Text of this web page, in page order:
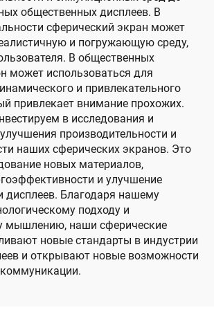
общественных дисплеев. В
сферический экран может
и погружающую среду,
В общественных
может использоваться для
и привлекательного
привлекает внимание прохожих.
в исследования и
производительности и
наших сферических экранов. Это
новых материалов,
и улучшение
дисплеев. Благодаря нашему
подходу и
мышлению, наши сферические
новые стандарты в индустрии
и открывают новые возможности